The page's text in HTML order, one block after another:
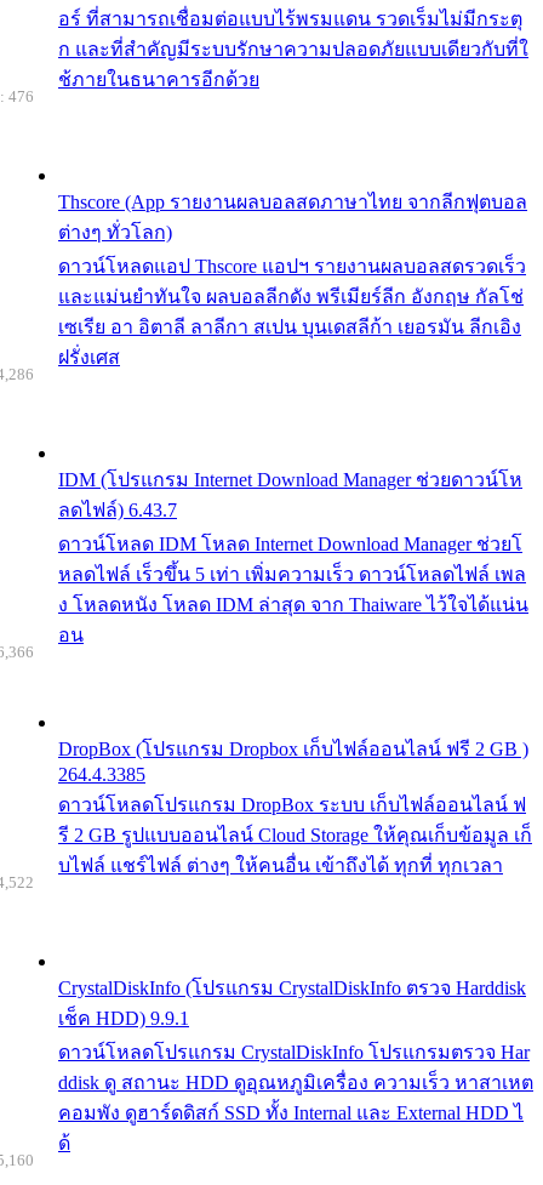
อร์ ที่สามารถเชื่อมต่อแบบไร้พรมแดน รวดเร็มไม่มีกระตุ
ก และที่สำคัญมีระบบรักษาความปลอดภัยแบบเดียวกับที่ใ
ช้ภายในธนาคารอีกด้วย
Thscore (App รายงานผลบอลสดภาษาไทย จากลีกฟุตบอล
ต่างๆ ทั่วโลก)
ดาวน์โหลดแอป Thscore แอปฯ รายงานผลบอลสดรวดเร็ว
และแม่นยำทันใจ ผลบอลลีกดัง พรีเมียร์ลีก อังกฤษ กัลโช่
เซเรีย อา อิตาลี ลาลีกา สเปน บุนเดสลีก้า เยอรมัน ลีกเอิง
ฝรั่งเศส
476
IDM (โปรแกรม Internet Download Manager ช่วยดาวน์โห
ลดไฟล์) 6.43.7
ดาวน์โหลด IDM โหลด Internet Download Manager ช่วยโ
หลดไฟล์ เร็วขึ้น 5 เท่า เพิ่มความเร็ว ดาวน์โหลดไฟล์ เพล
ง โหลดหนัง โหลด IDM ล่าสุด จาก Thaiware ไว้ใจได้แน่น
อน
DropBox (โปรแกรม Dropbox เก็บไฟล์ออนไลน์ ฟรี 2 GB )
264.4.3385
ดาวน์โหลดโปรแกรม DropBox ระบบ เก็บไฟล์ออนไลน์ ฟ
รี 2 GB รูปแบบออนไลน์ Cloud Storage ให้คุณเก็บข้อมูล เก็
บไฟล์ แชร์ไฟล์ ต่างๆ ให้คนอื่น เข้าถึงได้ ทุกที่ ทุกเวลา
CrystalDiskInfo (โปรแกรม CrystalDiskInfo ตรวจ Harddisk
เช็ค HDD) 9.9.1
ดาวน์โหลดโปรแกรม CrystalDiskInfo โปรแกรมตรวจ Har
ddisk ดู สถานะ HDD ดูอุณหภูมิเครื่อง ความเร็ว หาสาเหต
คอมพัง ดูฮาร์ดดิสก์ SSD ทั้ง Internal และ External HDD ไ
ด้